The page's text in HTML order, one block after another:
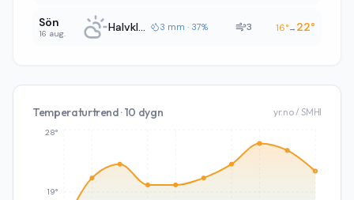
Sön
16 aug. Halvklart 3 mm · 37% 3 16°→ 22°
Temperaturtrend · 10 dygn yr.no / SMHI
19°
28°